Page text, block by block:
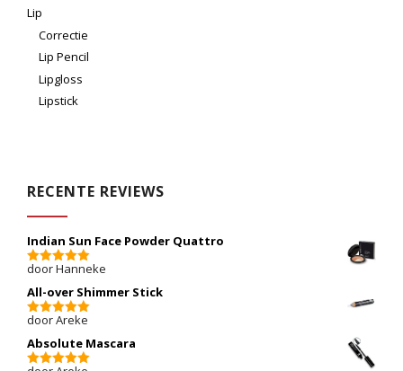
Lip
Correctie
Lip Pencil
Lipgloss
Lipstick
RECENTE REVIEWS
Indian Sun Face Powder Quattro
5van 5
door Hanneke
All-over Shimmer Stick
5van 5
door Areke
Absolute Mascara